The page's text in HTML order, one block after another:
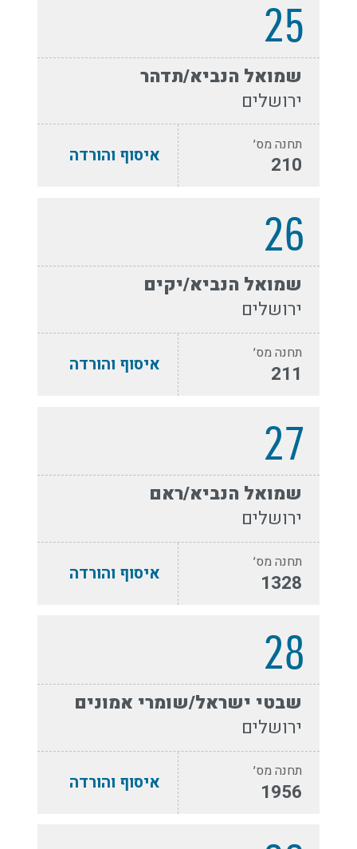
25
שמואל הנביא/תדהר
ירושלים
תחנה מס׳
210 איסוף והורדה
26
שמואל הנביא/יקים
ירושלים
תחנה מס׳
211 איסוף והורדה
27
שמואל הנביא/ראם
ירושלים
תחנה מס׳
1328 איסוף והורדה
28
שבטי ישראל/שומרי אמונים
ירושלים
תחנה מס׳
1956 איסוף והורדה